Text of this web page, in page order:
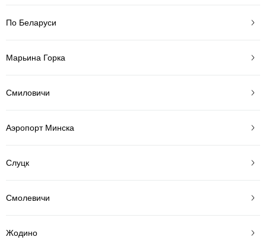
По Беларуси
Марьина Горка
Смиловичи
Аэропорт Минска
Слуцк
Смолевичи
Жодино